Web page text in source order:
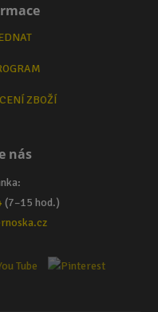
ZBOŽÍ
nás
(7–15 hod.)